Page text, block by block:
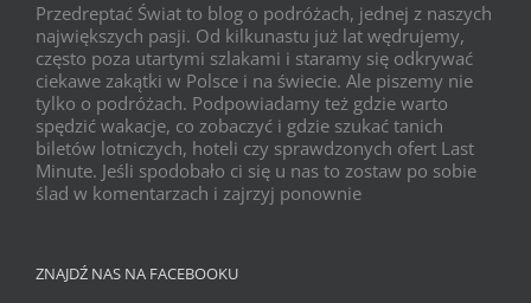
Przedreptać Świat to blog o podróżach, jednej z naszych
największych pasji. Od kilkunastu już lat wędrujemy,
często poza utartymi szlakami i staramy się odkrywać
ciekawe zakątki w Polsce i na świecie. Ale piszemy nie
tylko o podróżach. Podpowiadamy też gdzie warto
spędzić wakacje, co zobaczyć i gdzie szukać tanich
biletów lotniczych, hoteli czy sprawdzonych ofert Last
Minute. Jeśli spodobało ci się u nas to zostaw po sobie
ślad w komentarzach i zajrzyj ponownie
ZNAJDŹ NAS NA FACEBOOKU